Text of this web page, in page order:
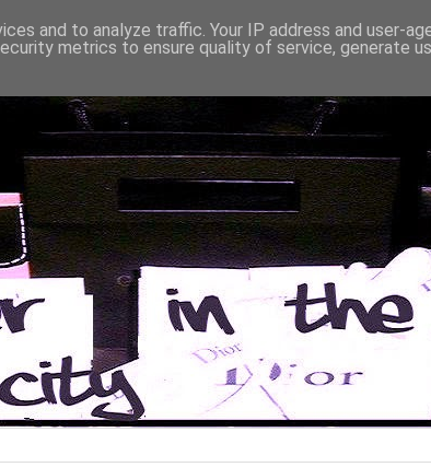
and to analyze traffic. Your IP address and user-
metrics to ensure quality of service, generate